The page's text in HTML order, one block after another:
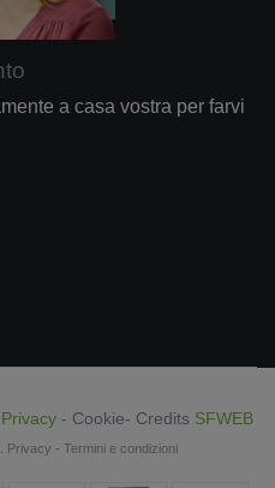
a casa vostra per farvi
Privacy - Cookie- Credits SFWEB
Privacy - Termini e condizioni